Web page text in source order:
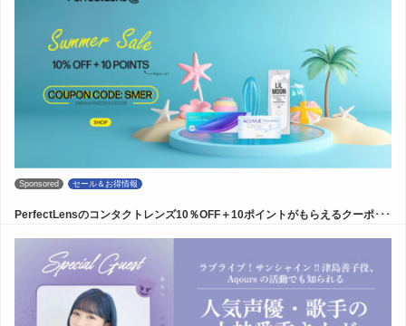
Sponsored セール＆お得情報
PerfectLensのコンタクトレンズ10％OFF＋10ポイントがもらえるクーポ･･･